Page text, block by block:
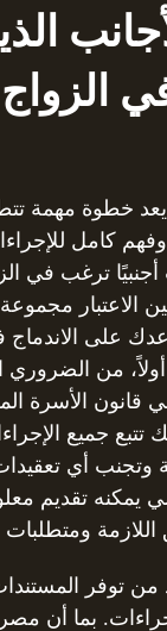
الزواج
خطوة مهمة
كامل
أجنبيًا ترغب في
الاعتبار
على
من الضروري
الأسرة
جميع
وتجنب أي
يمكنه تقديم
اللازمة ومتطلبات
من توفر
بما أن مصر